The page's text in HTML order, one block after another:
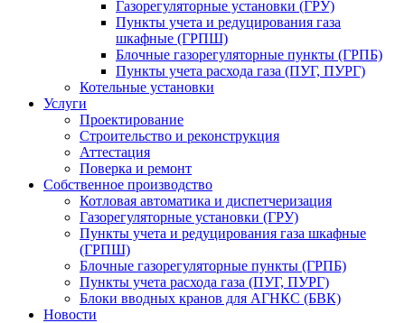
Газорегуляторные установки (ГРУ)
Пункты учета и редуцирования газа
шкафные (ГРПШ)
Блочные газорегуляторные пункты (ГРПБ)
Пункты учета расхода газа (ПУГ, ПУРГ)
Котельные установки
Услуги
Проектирование
Строительство и реконструкция
Аттестация
Поверка и ремонт
Собственное производство
Котловая автоматика и диспетчеризация
Газорегуляторные установки (ГРУ)
Пункты учета и редуцирования газа шкафные
(ГРПШ)
Блочные газорегуляторные пункты (ГРПБ)
Пункты учета расхода газа (ПУГ, ПУРГ)
Блоки вводных кранов для АГНКС (БВК)
Новости